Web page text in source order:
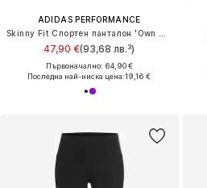
ADIDAS PERFORMANCE
47,90 €(93,68 лв.³)
Първоначално: 64,90 €
Последна най-ниска цена:19,16 €